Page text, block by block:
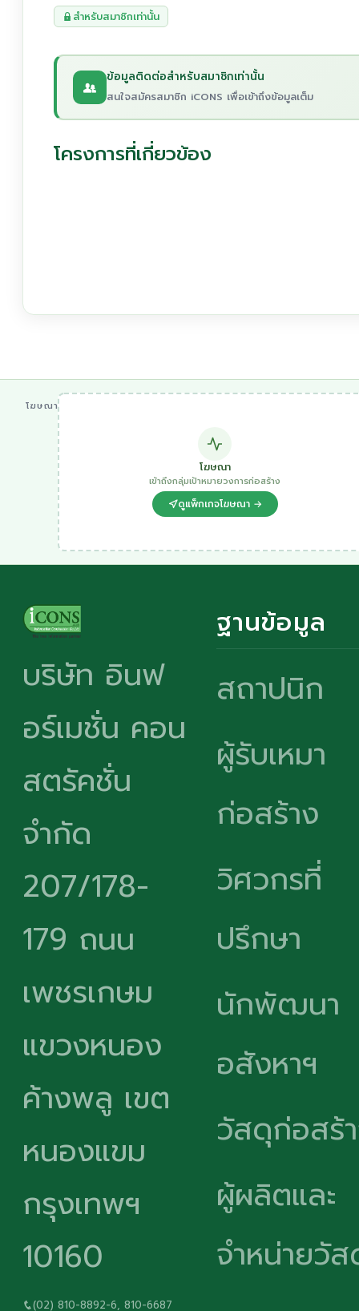
สำหรับสมาชิกเท่านั้น
ข้อมูลติดต่อสำหรับสมาชิกเท่านั้น
สนใจสมัครสมาชิก iCONS เพื่อเข้าถึงข้อมูลเต็ม
โครงการที่เกี่ยวข้อง
โฆษณา
โฆษณา
เข้าถึงกลุ่มเป้าหมายวงการก่อสร้าง
ดูแพ็กเกจโฆษณา →
บริษัท อินฟ
อร์เมชั่น คอน
สตรัคชั่น
จำกัด
207/178-
179 ถนน
เพชรเกษม
แขวงหนอง
ค้างพลู เขต
หนองแขม
กรุงเทพฯ
10160
(02) 810-8892-6, 810-6687
ฐานข้อมูล
สถาปนิก
ผู้รับเหมา
ก่อสร้าง
วิศวกรที่
ปรึกษา
นักพัฒนา
อสังหาฯ
วัสดุก่อสร้
ผู้ผลิตและ
จำหน่ายวั